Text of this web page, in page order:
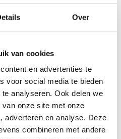
Over
van cookies
en advertenties te
voor social media te bieden
analyseren. Ook delen we
onze site met onze
adverteren en analyse. Deze
combineren met andere
het frame van deze rolstoel heeft
beensteun)
op, het frame van deze rolstoel heeft
beensteun)
het frame van deze rolstoel heeft
beensteun)